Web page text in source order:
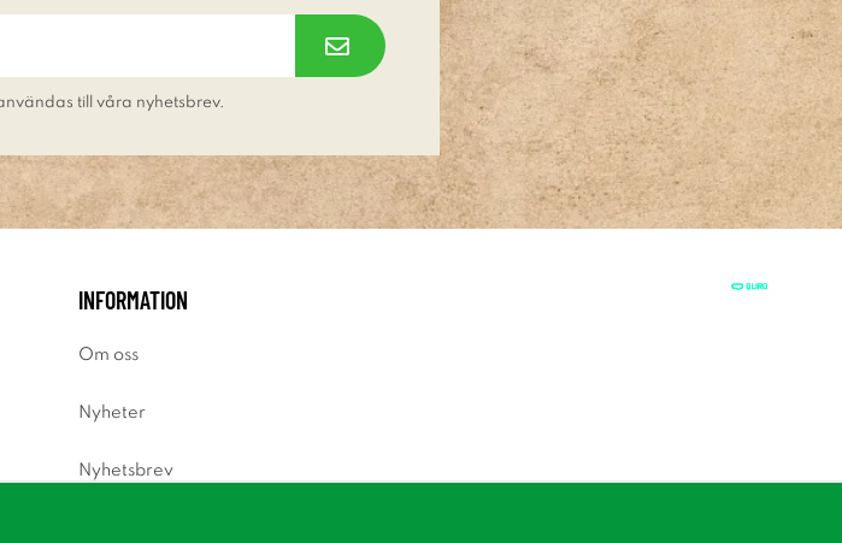
till våra nyhetsbrev.
INFORMATION
Om oss
Nyheter
Nyhetsbrev